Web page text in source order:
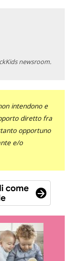
newsroom.
intendono e
diretto fra
opportuno
e/o